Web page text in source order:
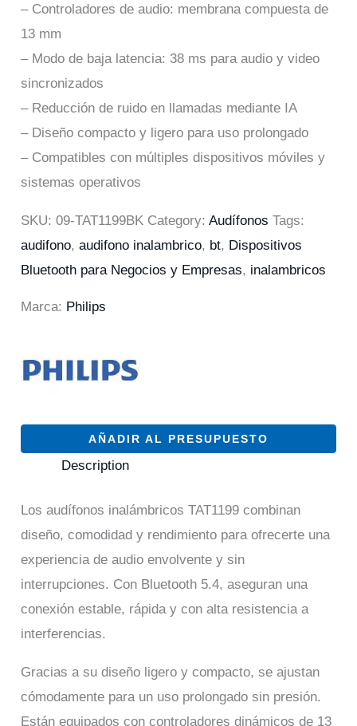
– Controladores de audio: membrana compuesta de
13 mm
– Modo de baja latencia: 38 ms para audio y video
sincronizados
– Reducción de ruido en llamadas mediante IA
– Diseño compacto y ligero para uso prolongado
– Compatibles con múltiples dispositivos móviles y
sistemas operativos
SKU:09-TAT1199BK Category:Audífonos Tags:
audifono,audifono inalambrico, bt, Dispositivos
Bluetooth para Negocios y Empresas, inalambricos
Marca: Philips
AÑADIR AL PRESUPUESTO
Description
Los audífonos inalámbricos TAT1199 combinan
diseño, comodidad y rendimiento para ofrecerte una
experiencia de audio envolvente y sin
interrupciones. Con Bluetooth 5.4, aseguran una
conexión estable, rápida y con alta resistencia a
interferencias.
Gracias a su diseño ligero y compacto, se ajustan
cómodamente para un uso prolongado sin presión.
Están equipados con controladores dinámicos de 13